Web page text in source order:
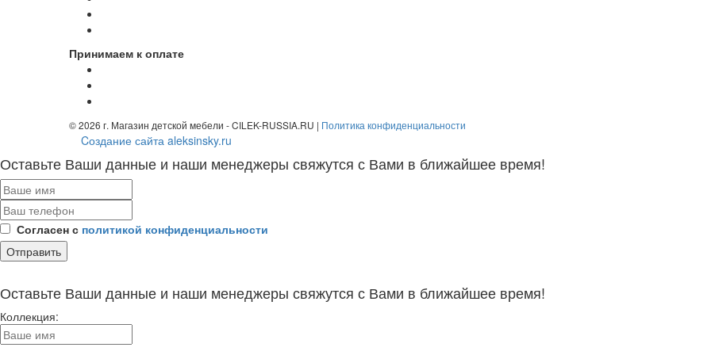
Принимаем к оплате
© 2026 г. Магазин детской мебели - CILEK-RUSSIA.RU | Политика конфиденциальности
Cоздание сайта aleksinsky.ru
Оставьте Ваши данные и наши менеджеры свяжутся с Вами в ближайшее время!
Согласен с политикой конфиденциальности
Оставьте Ваши данные и наши менеджеры свяжутся с Вами в ближайшее время!
Коллекция: